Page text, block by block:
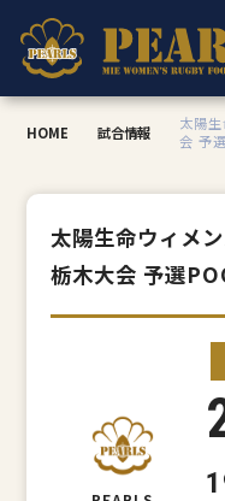
HOME 試合情報
太陽
会 予
太陽生命ウィメ
栃木大会 予選